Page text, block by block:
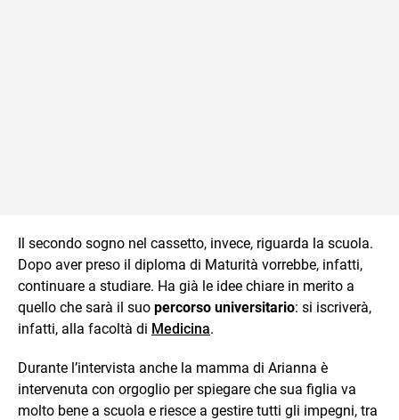
Il secondo sogno nel cassetto, invece, riguarda la scuola.
Dopo aver preso il diploma di Maturità vorrebbe, infatti,
continuare a studiare. Ha già le idee chiare in merito a
quello che sarà il suo percorso universitario: si iscriverà,
infatti, alla facoltà di Medicina.
Durante l’intervista anche la mamma di Arianna è
intervenuta con orgoglio per spiegare che sua figlia va
molto bene a scuola e riesce a gestire tutti gli impegni, tra